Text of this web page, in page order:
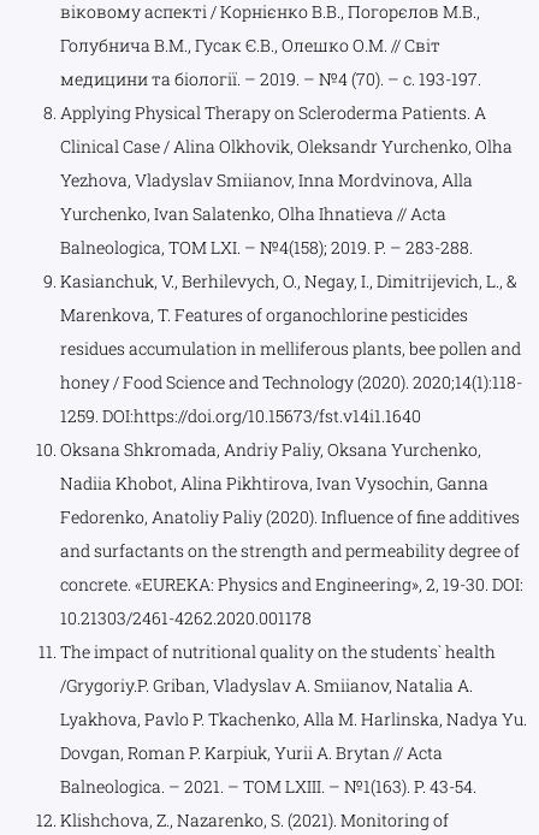
віковому аспекті / Корнієнко В.В., Погорєлов М.В.,
Голубнича В.М., Гусак Є.В., Олешко О.М. // Світ
медицини та біології. – 2019. – №4 (70). – с. 193-197.
Applying Physical Therapy on Scleroderma Patients. A
Clinical Case / Alina Olkhovik, Oleksandr Yurchenko, Olha
Yezhova, Vladyslav Smiianov, Inna Mordvinova, Alla
Yurchenko, Ivan Salatenko, Olha Ihnatieva // Acta
Balneologica, TOM LXI. – №4(158); 2019. P. – 283-288.
Kasianchuk, V., Berhilevych, O., Negay, I., Dimitrijevich, L., &
Marenkova, T. Features of organochlorine pesticides
residues accumulation in melliferous plants, bee pollen and
honey / Food Science and Technology (2020). 2020;14(1):118-
1259. DOI:https://doi.org/10.15673/fst.v14i1.1640
Oksana Shkromada, Andriy Paliy, Oksana Yurchenko,
Nadiia Khobot, Alina Pikhtirova, Ivan Vysochin, Ganna
Fedorenko, Anatoliy Paliy (2020). Influence of fine additives
and surfactants on the strength and permeability degree of
concrete. «EUREKA: Physics and Engineering», 2, 19-30. DOI:
10.21303/2461-4262.2020.001178
The impact of nutritional quality on the students` health
/Grygoriy.P. Griban, Vladyslav A. Smiianov, Natalia A.
Lyakhova, Pavlo P. Tkachenko, Alla M. Harlinska, Nadya Yu.
Dovgan, Roman P. Karpiuk, Yurii A. Brytan // Acta
Balneologica. – 2021. – TOM LXIII. – №1(163). P. 43-54.
Klishchova, Z., Nazarenko, S. (2021). Monitoring of